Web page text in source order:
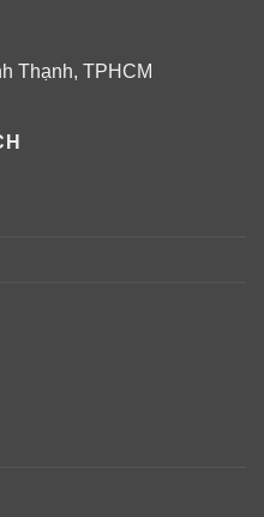
PI.Gene Bright
tẩy tế bào chết, thải
lỗ chân lông.
da chỉ cần rửa 1 lần,
Thạnh, TPHCM